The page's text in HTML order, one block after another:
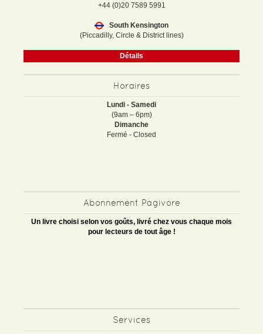
+44 (0)20 7589 5991
South Kensington
(Piccadilly, Circle & District lines)
Détails
Horaires
Lundi - Samedi
(9am – 6pm)
Dimanche
Fermé - Closed
Abonnement Pagivore
Un livre choisi selon vos goûts, livré chez vous chaque mois
pour lecteurs de tout âge !
Services